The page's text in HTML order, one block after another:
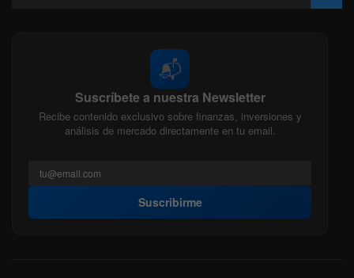
📬
Suscríbete a nuestra Newsletter
Recibe contenido exclusivo sobre finanzas, inversiones y
análisis de mercado directamente en tu email.
Suscribirme